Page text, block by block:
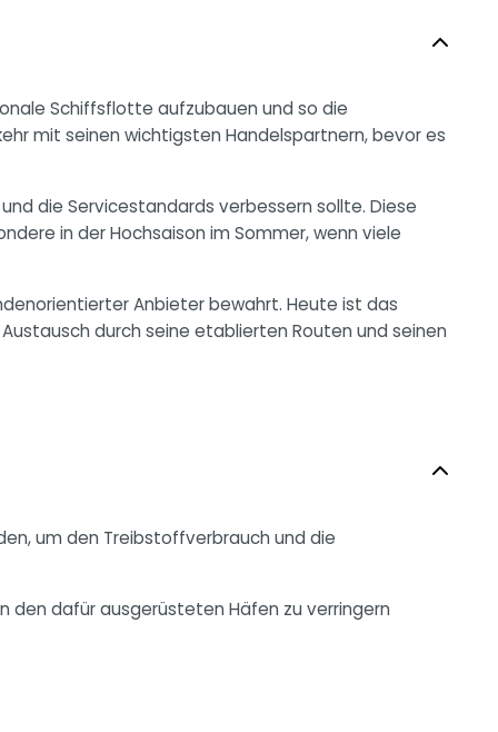
Schiffsflotte aufzubauen und so die
mit seinen wichtigsten Handelspartnern, bevor es
die Servicestandards verbessern sollte. Diese
in der Hochsaison im Sommer, wenn viele
Anbieter bewahrt. Heute ist das
durch seine etablierten Routen und seinen
um den Treibstoffverbrauch und die
den dafür ausgerüsteten Häfen zu verringern